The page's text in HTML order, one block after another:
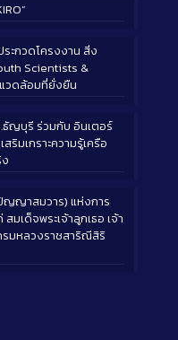
ระกวดโครงงาน สิ่ง
Scientists &
วดล้อมที่ยั่งยืน
ธัญบุรี ร่วมกับ อินเตอร์
มเกราะความรู้เครือ
ญญาสมวาร) แห่งการ
มเด็จพระเจ้าลูกเธอ เจ้า
มหลวงราชสาริณีสิริ